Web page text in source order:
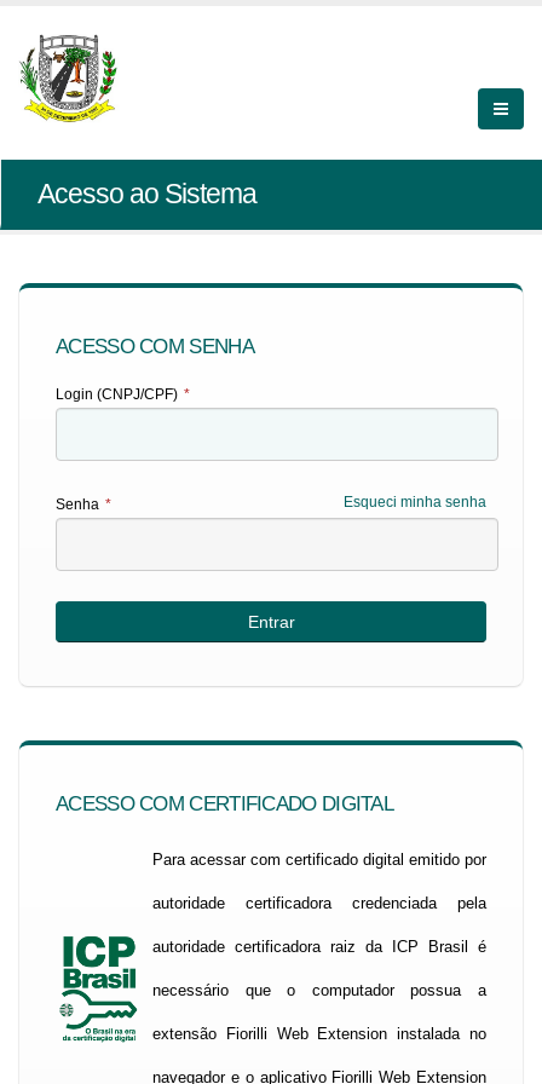
Acesso ao Sistema
ACESSO COM SENHA
Login (CNPJ/CPF) *
Esqueci minha senha
Senha *
ACESSO COM CERTIFICADO DIGITAL
Para acessar com certificado digital emitido por
autoridade certificadora credenciada pela
autoridade certificadora raiz da ICP Brasil é
necessário que o computador possua a
extensão Fiorilli Web Extension instalada no
navegador e o aplicativo Fiorilli Web Extension